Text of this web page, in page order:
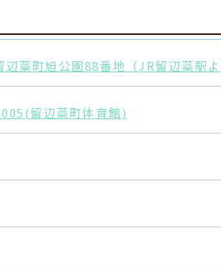
辺蘂町旭公園88番地（JR留辺蘂駅よ
留辺蘂町体育館)